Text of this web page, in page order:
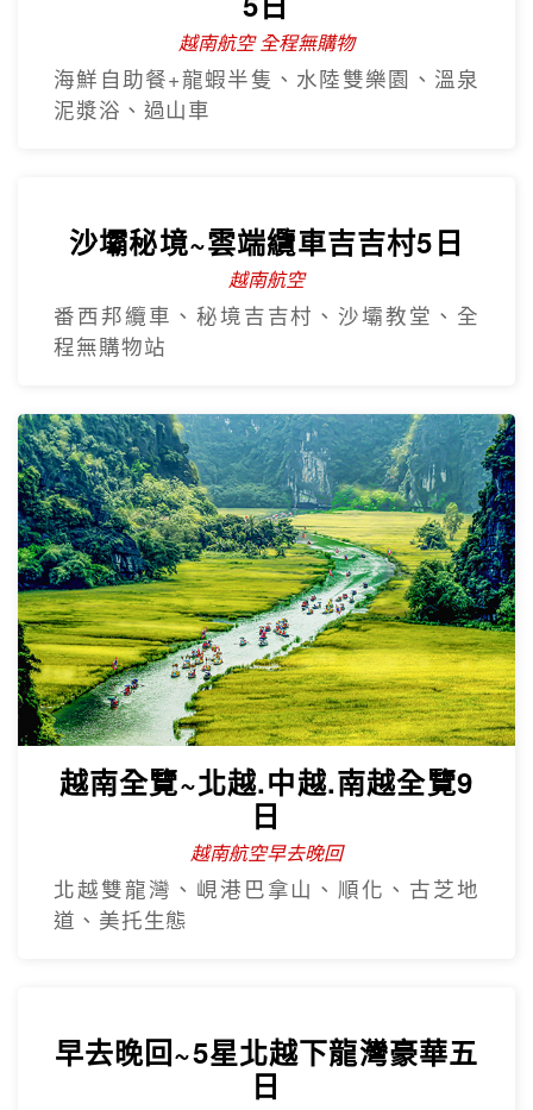
樂享珍珠~芽莊+大勒山海戀超值
5日
泥漿浴、過山車
沙壩秘境~雲端纜車吉吉村5日
越南航空
番西邦纜車、秘境吉吉村、沙壩教堂、全